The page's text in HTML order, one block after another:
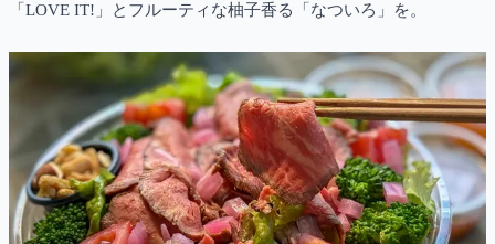
「LOVE IT!」とフルーティな柚子香る「なついろ」を。